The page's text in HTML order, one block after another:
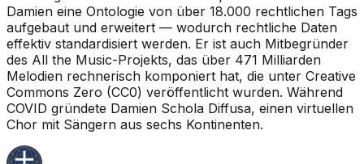
Damien eine Ontologie von über 18.000 rechtlichen Tags
aufgebaut und erweitert — wodurch rechtliche Daten
effektiv standardisiert werden. Er ist auch Mitbegründer
des All the Music-Projekts, das über 471 Milliarden
Melodien rechnerisch komponiert hat, die unter Creative
Commons Zero (CC0) veröffentlicht wurden. Während
COVID gründete Damien Schola Diffusa, einen virtuellen
Chor mit Sängern aus sechs Kontinenten.